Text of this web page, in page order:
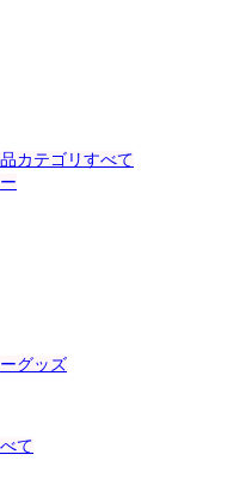
カテゴリすべて
グッズ
て